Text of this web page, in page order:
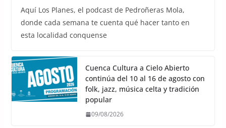
Aquí Los Planes, el podcast de Pedroñeras Mola,
donde cada semana te cuenta qué hacer tanto en
esta localidad conquense
Cuenca Cultura a Cielo Abierto
continúa del 10 al 16 de agosto con
folk, jazz, música celta y tradición
popular
09/08/2026